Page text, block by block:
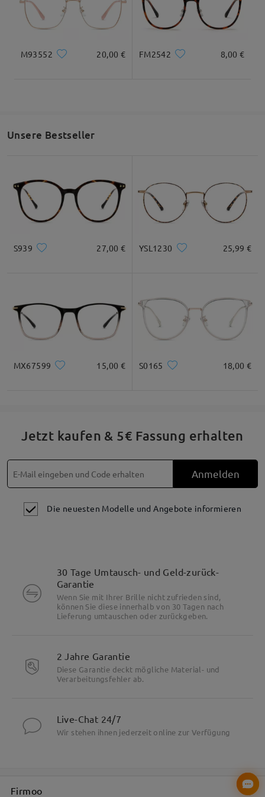
dort.
Alle Bewertungen
M93552 20,00 € FM2542 8,00 €
Unsere Bestseller
S939 27,00 € YSL1230 25,99 €
MX67599 15,00 € S0165 18,00 €
Jetzt kaufen & 5€ Fassung erhalten
Anmelden
Die neuesten Modelle und Angebote informieren
30 Tage Umtausch- und Geld-zurück-
Garantie
Wenn Sie mit Ihrer Brille nicht zufrieden sind,
können Sie diese innerhalb von 30 Tagen nach
Lieferung umtauschen oder zurückgeben.
2 Jahre Garantie
Diese Garantie deckt mögliche Material- und
Verarbeitungsfehler ab.
Live-Chat 24/7
Wir stehen ihnen jederzeit online zur Verfügung
Firmoo